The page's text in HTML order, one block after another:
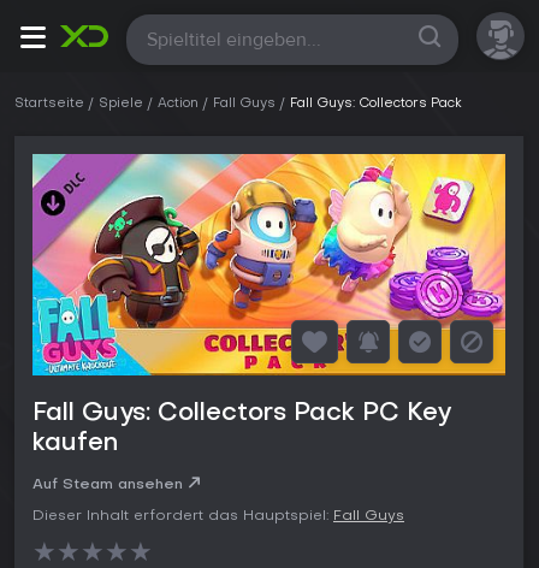
Alle
Startseite Spiele Action Fall Guys Fall Guys: Collectors Pack
Fall Guys: Collectors Pack PC Key
kaufen
Auf Steam ansehen
Dieser Inhalt erfordert das Hauptspiel: Fall Guys
★★★★★